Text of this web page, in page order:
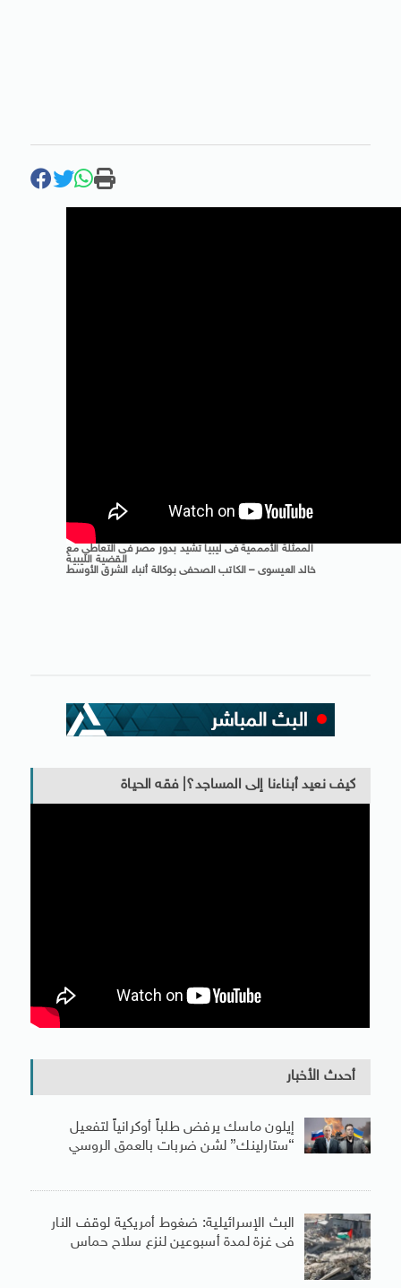
الممثلة الأمممية فى ليبيا تشيد بدور مصر فى التعاطي مع
القضية الليبية
خالد العيسوى – الكاتب الصحفى بوكالة أنباء الشرق الأوسط
كيف نعيد أبناءنا إلى المساجد؟| فقه الحياة
أحدث الأخبار
إيلون ماسك يرفض طلباً أوكرانياً لتفعيل
“ستارلينك” لشن ضربات بالعمق الروسي
البث الإسرائيلية: ضغوط أمريكية لوقف النار
فى غزة لمدة أسبوعين لنزع سلاح حماس